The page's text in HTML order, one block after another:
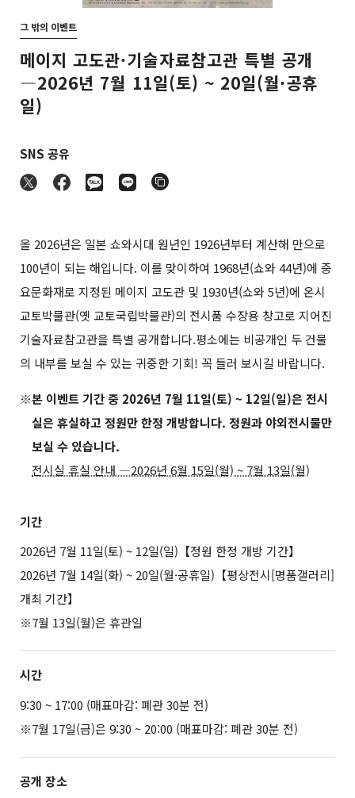
그 밖의 이벤트
메이지 고도관·기술자료참고관 특별 공개
―2026년 7월 11일(토) ~ 20일(월·공휴
일)
SNS 공유
올 2026년은 일본 쇼와시대 원년인 1926년부터 계산해 만으로
100년이 되는 해입니다. 이를 맞이하여 1968년(쇼와 44년)에 중
요문화재로 지정된 메이지 고도관 및 1930년(쇼와 5년)에 온시
교토박물관(옛 교토국립박물관)의 전시품 수장용 창고로 지어진
기술자료참고관을 특별 공개합니다.평소에는 비공개인 두 건물
의 내부를 보실 수 있는 귀중한 기회! 꼭 들러 보시길 바랍니다.
※본 이벤트 기간 중 2026년 7월 11일(토) ~ 12일(일)은 전시
실은 휴실하고 정원만 한정 개방합니다. 정원과 야외전시물만
보실 수 있습니다.
전시실 휴실 안내 ―2026년 6월 15일(월) ~ 7월 13일(월)
기간
2026년 7월 11일(토) ~ 12일(일)【정원 한정 개방 기간】
2026년 7월 14일(화) ~ 20일(월·공휴일)【평상전시[명품갤러리]
개최 기간】
※7월 13일(월)은 휴관일
시간
9:30 ~ 17:00 (매표마감: 폐관 30분 전)
※7월 17일(금)은 9:30 ~ 20:00 (매표마감: 폐관 30분 전)
공개 장소